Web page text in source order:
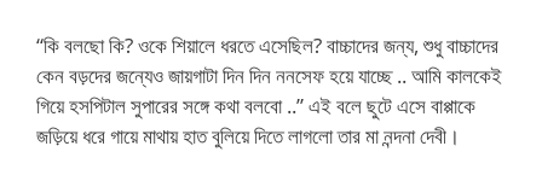
“কি বলছো কি? ওকে শিয়ালে ধরতে এসেছিল? বাচ্চাদের জন্য, শুধু বাচ্চাদের
কেন বড়দের জন্যেও জায়গাটা দিন দিন ননসেফ হয়ে যাচ্ছে .. আমি কালকেই
গিয়ে হসপিটাল সুপারের সঙ্গে কথা বলবো ..” এই বলে ছুটে এসে বাপ্পাকে
জড়িয়ে ধরে গায়ে মাথায় হাত বুলিয়ে দিতে লাগলো তার মা নন্দনা দেবী।